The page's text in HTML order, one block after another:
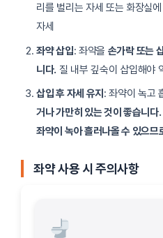
리를 벌리는 자세 또는 화장실
자세
좌약 삽입: 좌약을 손가락 또는
니다. 질 내부 깊숙이 삽입해야
삽입 후 자세 유지 : 좌약이 녹고
거나 가만히 있는 것이 좋습니다.
좌약이 녹아 흘러나올 수 있으므
좌약 사용 시 주의사항